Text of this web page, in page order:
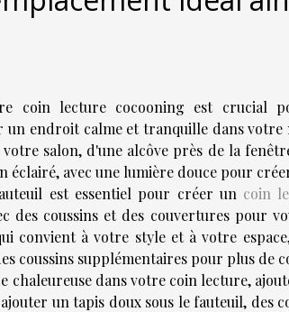
coin lecture cocooning est crucial
un endroit calme et tranquille dans
salon, d'une alcôve près de la
éclairé, avec une lumière douce pour
est essentiel pour créer un coin
des coussins et des couvertures pour
convient à votre style et à votre
coussins supplémentaires pour plus de
chaleureuse dans votre coin lecture,
un tapis doux sous le fauteuil, des